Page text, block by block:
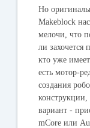
Но
Makeblock
мелочи, что
ли захочется
кто уже
есть мотор-
создания
конструкции,
вариант -
mCore или